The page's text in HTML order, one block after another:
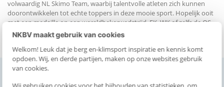
NKBV maakt gebruik van cookies
Welkom! Leuk dat je berg en-klimsport inspiratie en kennis komt
opdoen. Wij, en derde partijen, maken op onze websites gebruik
van cookies.
volwaardig NL Skimo Team, waarbij talentvolle atleten zich kunnen
doorontwikkelen tot echte toppers in deze mooie sport. Hopelijk ooit
met een medaille op een wereldbekerwedstrijd, EK, WK of zelfs de OS…
dromen moet je hebben toch!
Artikelen over Skimountaineeringteam